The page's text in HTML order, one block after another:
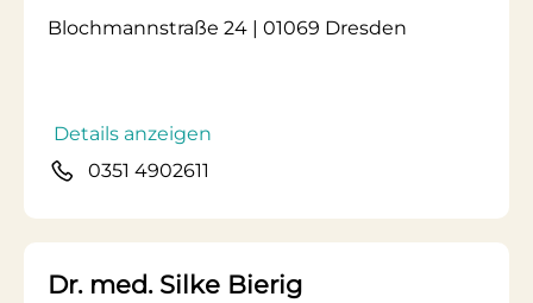
Blochmannstraße 24 | 01069 Dresden
Details anzeigen
0351 4902611
Dr. med. Silke Bierig